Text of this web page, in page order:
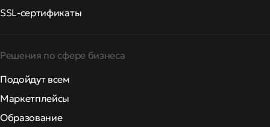
SSL-сертификаты
Решения по сфере бизнеса
Подойдут всем
Маркетплейсы
Образование